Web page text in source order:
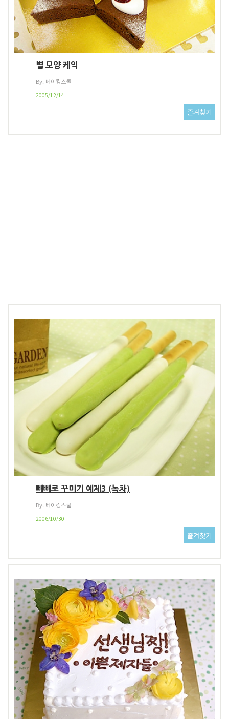
별 모양 케익
By. 베이킹스쿨
2005/12/14
빼빼로 꾸미기 예제3 (녹차)
By. 베이킹스쿨
2006/10/30